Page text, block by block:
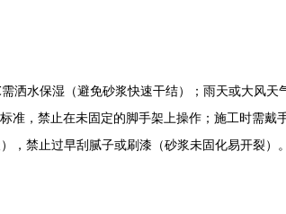
水保湿（避免砂浆快速干结）；雨天或大风天
，禁止在未固定的脚手架上操作；施工时需戴
，禁止过早刮腻子或刷漆（砂浆未固化易开裂）。